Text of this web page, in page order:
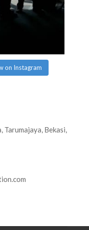
on Instagram
Tarumajaya, Bekasi,